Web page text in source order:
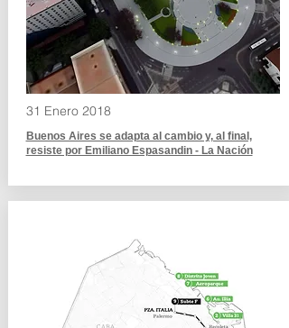
31 Enero 2018
Buenos Aires se adapta al cambio y, al final,
resiste por Emiliano Espasandin - La Nación